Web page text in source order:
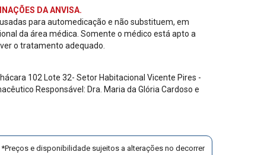
DA ANVISA.
para automedicação e não substituem, em
da área médica. Somente o médico está apto a
o tratamento adequado.
102 Lote 32- Setor Habitacional Vicente Pires -
Responsável: Dra. Maria da Glória Cardoso e
e disponibilidade sujeitos a alterações no decorrer